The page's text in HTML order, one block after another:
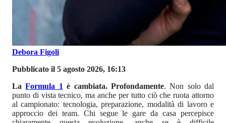
Debora Figoli
Pubblicato il 5 agosto 2026, 16:13
LaFormula 1 è cambiata. Profondamente. Non solo dal
punto di vista tecnico, ma anche per tutto ciò che ruota attorno
al campionato: tecnologia, preparazione, modalità di lavoro e
approccio dei team. Chi segue le gare da casa percepisce